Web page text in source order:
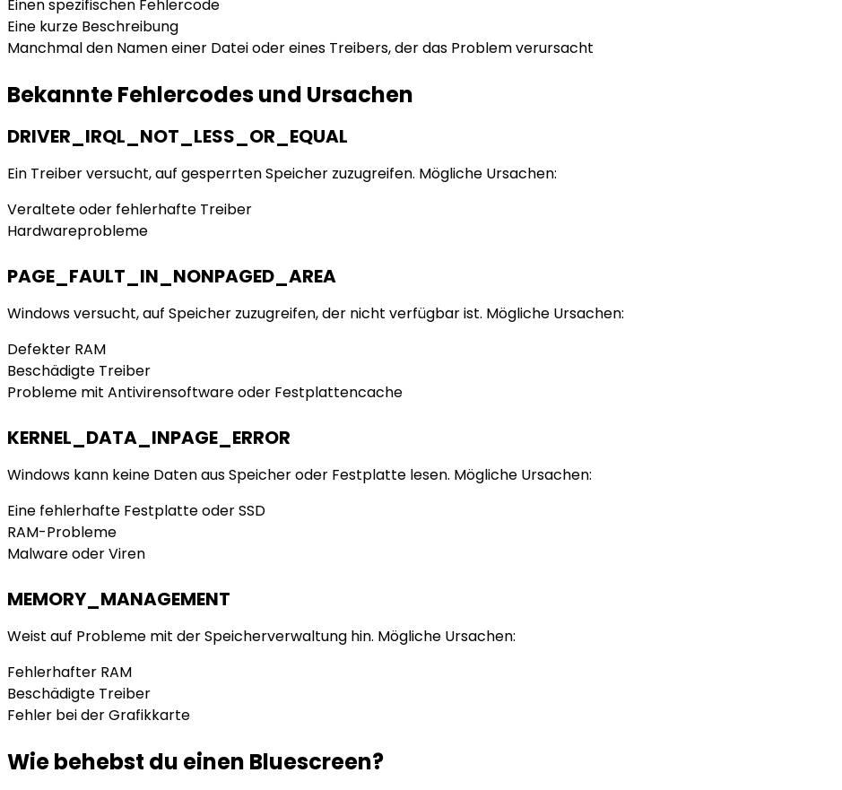
Einen spezifischen Fehlercode
Eine kurze Beschreibung
Manchmal den Namen einer Datei oder eines Treibers, der das Problem verursacht
Bekannte Fehlercodes und Ursachen
DRIVER_IRQL_NOT_LESS_OR_EQUAL
Ein Treiber versucht, auf gesperrten Speicher zuzugreifen. Mögliche Ursachen:
Veraltete oder fehlerhafte Treiber
Hardwareprobleme
PAGE_FAULT_IN_NONPAGED_AREA
Windows versucht, auf Speicher zuzugreifen, der nicht verfügbar ist. Mögliche Ursachen:
Defekter RAM
Beschädigte Treiber
Probleme mit Antivirensoftware oder Festplattencache
KERNEL_DATA_INPAGE_ERROR
Windows kann keine Daten aus Speicher oder Festplatte lesen. Mögliche Ursachen:
Eine fehlerhafte Festplatte oder SSD
RAM-Probleme
Malware oder Viren
MEMORY_MANAGEMENT
Weist auf Probleme mit der Speicherverwaltung hin. Mögliche Ursachen:
Fehlerhafter RAM
Beschädigte Treiber
Fehler bei der Grafikkarte
Wie behebst du einen Bluescreen?